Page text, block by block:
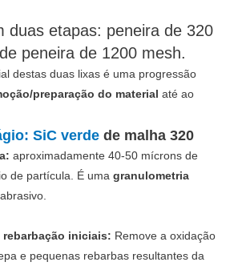
duas etapas: peneira de 320
peneira de 1200 mesh.
destas duas lixas é uma progressão
preparação do material até ao
SiC verde de malha 320
aproximadamente 40-50 mícrons de
de partícula. É umagranulometria
rebarbação iniciais: Remove a oxidação
e pequenas rebarbas resultantes da